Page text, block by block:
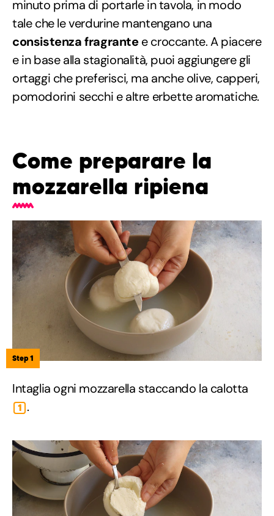
minuto prima di portarle in tavola, in modo
tale che le verdurine mantengano una
consistenza fragrantee croccante. A piacere
e in base alla stagionalità, puoi aggiungere gli
ortaggi che preferisci, ma anche olive, capperi,
pomodorini secchi e altre erbette aromatiche.
Come preparare la
mozzarella ripiena
Step 1
Intaglia ogni mozzarella staccando la calotta
1 .